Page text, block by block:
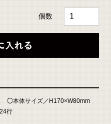
個数
◯本体サイズ／H170×W80mm
行